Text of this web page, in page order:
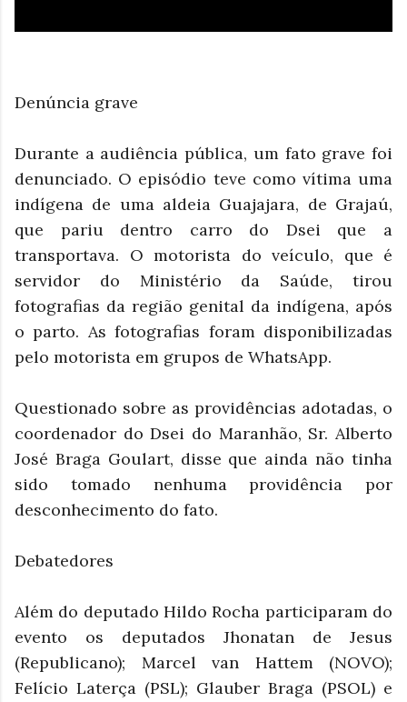
Denúncia grave
Durante a audiência pública, um fato grave foi
denunciado. O episódio teve como vítima uma
indígena de uma aldeia Guajajara, de Grajaú,
que pariu dentro carro do Dsei que a
transportava. O motorista do veículo, que é
servidor do Ministério da Saúde, tirou
fotografias da região genital da indígena, após
o parto. As fotografias foram disponibilizadas
pelo motorista em grupos de WhatsApp.
Questionado sobre as providências adotadas, o
coordenador do Dsei do Maranhão, Sr. Alberto
José Braga Goulart, disse que ainda não tinha
sido tomado nenhuma providência por
desconhecimento do fato.
Debatedores
Além do deputado Hildo Rocha participaram do
evento os deputados Jhonatan de Jesus
(Republicano); Marcel van Hattem (NOVO);
Felício Laterça (PSL); Glauber Braga (PSOL) e